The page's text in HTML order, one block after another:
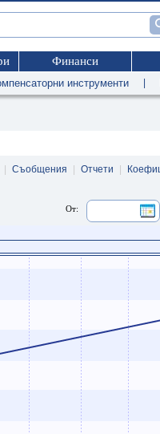
Финанси
инструменти
Съобщения Отчети
От: